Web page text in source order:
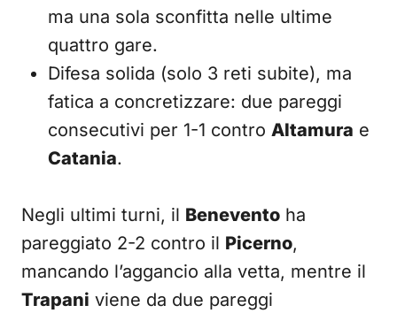
ma una sola sconfitta nelle ultime
quattro gare.
Difesa solida (solo 3 reti subite), ma
fatica a concretizzare: due pareggi
consecutivi per 1-1 contro Altamura e
Catania.
Negli ultimi turni, il Benevento ha
pareggiato 2-2 contro il Picerno,
mancando l’aggancio alla vetta, mentre il
Trapani viene da due pareggi